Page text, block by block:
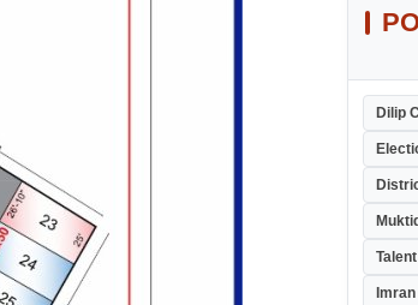
Dilip